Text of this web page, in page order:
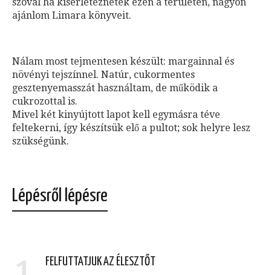
ajánlom Limara könyveit.
Nálam most tejmentesen készült: margainnal és
növényi tejszínnel. Natúr, cukormentes
gesztenyemasszát használtam, de működik a
cukrozottal is.
Mivel két kinyújtott lapot kell egymásra téve
feltekerni, így készítsük elő a pultot; sok helyre lesz
szükségünk.
Lépésről lépésre
FELFUTTATJUK AZ ÉLESZTŐT